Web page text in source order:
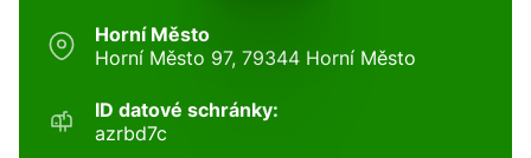
Horní Město
Horní Město 97, 79344 Horní Město
ID datové schránky:
azrbd7c